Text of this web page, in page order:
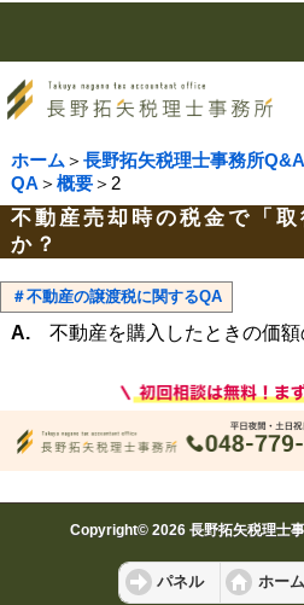
ホーム ＞ 長野拓矢税理士事務所Q&A
QA ＞ 概要＞2
不動産売却時の税金で「
か？
＃不動産の譲渡税に関するQA
A.不動産を購入したときの価額
Copyright© 2026 長野拓矢税理士
パネル ホーム